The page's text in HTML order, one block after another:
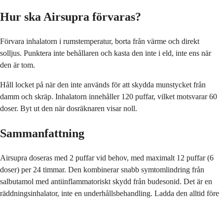
Hur ska Airsupra förvaras?
Förvara inhalatorn i rumstemperatur, borta från värme och direkt
solljus. Punktera inte behållaren och kasta den inte i eld, inte ens när
den är tom.
Håll locket på när den inte används för att skydda munstycket från
damm och skräp. Inhalatorn innehåller 120 puffar, vilket motsvarar 60
doser. Byt ut den när dosräknaren visar noll.
Sammanfattning
Airsupra doseras med 2 puffar vid behov, med maximalt 12 puffar (6
doser) per 24 timmar. Den kombinerar snabb symtomlindring från
salbutamol med antiinflammatoriskt skydd från budesonid. Det är en
räddningsinhalator, inte en underhållsbehandling. Ladda den alltid före